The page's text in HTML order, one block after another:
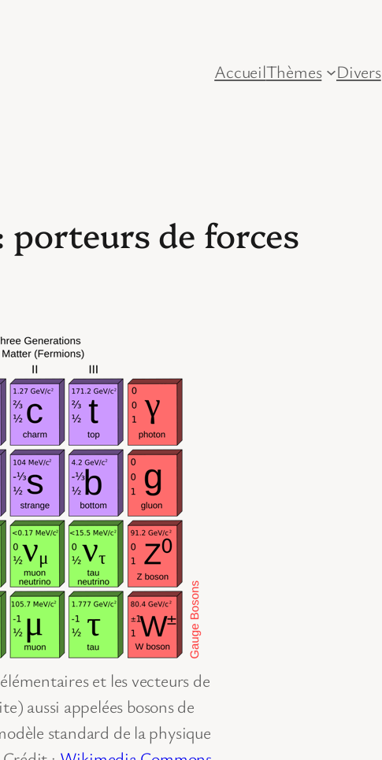
AccueilThèmes Divers
porteurs de forces
et les vecteurs de
aussi appelées bosons de
standard de la physique